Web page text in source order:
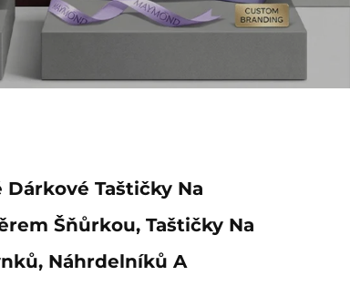
Taštičky Na
Šňůrkou, Taštičky Na
Náhrdelníků A